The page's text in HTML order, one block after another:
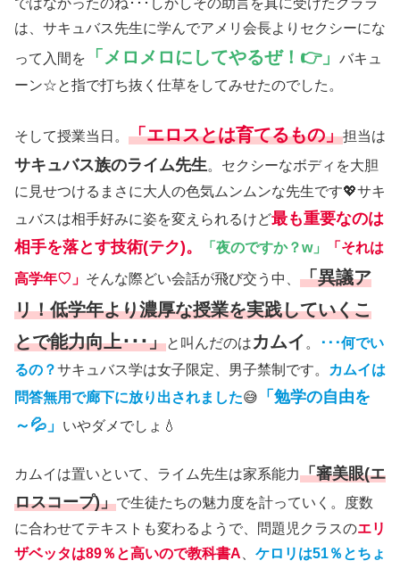
ではなかったのね･･･しかしその助言を真に受けたクララ
は、サキュバス先生に学んでアメリ会長よりセクシーにな
って入間を
「メロメロにしてやるぜ！👉」
バキュ
ーン☆と指で打ち抜く仕草をしてみせたのでした。
そして授業当日。 「エロスとは育てるもの」担当は
サキュバス族のライム先生。セクシーなボディを大胆
に見せつけるまさに大人の色気ムンムンな先生です💖サキ
ュバスは相手好みに姿を変えられるけど最も重要なのは
相手を落とす技術(テク)。
「夜のですか？w」 「それは
高学年♡」 そんな際どい会話が飛び交う中、 「異議ア
リ！低学年より濃厚な授業を実践していくこ
とで能力向上･･･」と叫んだのはカムイ 。
･･･何でい
るの？サキュバス学は女子限定、男子禁制です。
カムイは
問答無用で廊下に放り出されました😅
「勉学の自由を
～💦」
いやダメでしょ💧
カムイは置いといて、ライム先生は家系能力「審美眼(エ
ロスコープ)」で生徒たちの魅力度を計っていく。度数
に合わせてテキストも変わるようで、問題児クラスのエリ
ザベッタは89％と高いので教科書A
ケロリは51％とちょ